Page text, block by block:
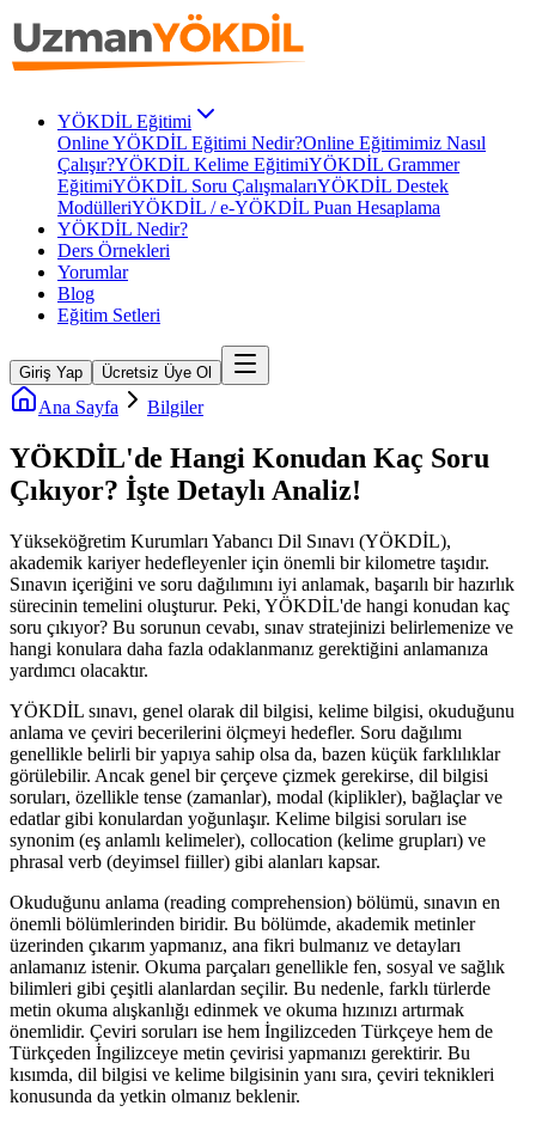
YÖKDİL Eğitimi
Online YÖKDİL Eğitimi Nedir?Online Eğitimimiz Nasıl
Çalışır?YÖKDİL Kelime EğitimiYÖKDİL Grammer
EğitimiYÖKDİL Soru ÇalışmalarıYÖKDİL Destek
ModülleriYÖKDİL / e-YÖKDİL Puan Hesaplama
YÖKDİL Nedir?
Ders Örnekleri
Yorumlar
Blog
Eğitim Setleri
Giriş Yap Ücretsiz Üye Ol
Ana Sayfa Bilgiler
YÖKDİL'de Hangi Konudan Kaç Soru
Çıkıyor? İşte Detaylı Analiz!
Yükseköğretim Kurumları Yabancı Dil Sınavı (YÖKDİL),
akademik kariyer hedefleyenler için önemli bir kilometre taşıdır.
Sınavın içeriğini ve soru dağılımını iyi anlamak, başarılı bir hazırlık
sürecinin temelini oluşturur. Peki, YÖKDİL'de hangi konudan kaç
soru çıkıyor? Bu sorunun cevabı, sınav stratejinizi belirlemenize ve
hangi konulara daha fazla odaklanmanız gerektiğini anlamanıza
yardımcı olacaktır.
YÖKDİL sınavı, genel olarak dil bilgisi, kelime bilgisi, okuduğunu
anlama ve çeviri becerilerini ölçmeyi hedefler. Soru dağılımı
genellikle belirli bir yapıya sahip olsa da, bazen küçük farklılıklar
görülebilir. Ancak genel bir çerçeve çizmek gerekirse, dil bilgisi
soruları, özellikle tense (zamanlar), modal (kiplikler), bağlaçlar ve
edatlar gibi konulardan yoğunlaşır. Kelime bilgisi soruları ise
synonim (eş anlamlı kelimeler), collocation (kelime grupları) ve
phrasal verb (deyimsel fiiller) gibi alanları kapsar.
Okuduğunu anlama (reading comprehension) bölümü, sınavın en
önemli bölümlerinden biridir. Bu bölümde, akademik metinler
üzerinden çıkarım yapmanız, ana fikri bulmanız ve detayları
anlamanız istenir. Okuma parçaları genellikle fen, sosyal ve sağlık
bilimleri gibi çeşitli alanlardan seçilir. Bu nedenle, farklı türlerde
metin okuma alışkanlığı edinmek ve okuma hızınızı artırmak
önemlidir. Çeviri soruları ise hem İngilizceden Türkçeye hem de
Türkçeden İngilizceye metin çevirisi yapmanızı gerektirir. Bu
kısımda, dil bilgisi ve kelime bilgisinin yanı sıra, çeviri teknikleri
konusunda da yetkin olmanız beklenir.